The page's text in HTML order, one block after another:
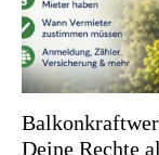
Deine Rechte